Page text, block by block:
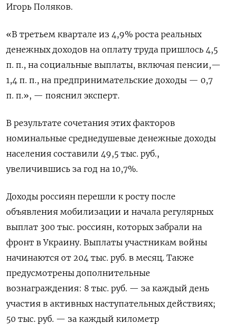
Игорь Поляков.
«В третьем квартале из 4,9% роста реальных
денежных доходов на оплату труда пришлось 4,5
п. п., на социальные выплаты, включая пенсии,—
1,4 п. п., на предпринимательские доходы — 0,7
п. п.», — пояснил эксперт.
В результате сочетания этих факторов
номинальные среднедушевые денежные доходы
населения составили 49,5 тыс. руб.,
увеличившись за год на 10,7%.
Доходы россиян перешли к росту после
объявления мобилизации и начала регулярных
выплат 300 тыс. россиян, которых забрали на
фронт в Украину. Выплаты участникам войны
начинаются от 204 тыс. руб. в месяц. Также
предусмотрены дополнительные
вознаграждения: 8 тыс. руб. — за каждый день
участия в активных наступательных действиях;
50 тыс. руб. — за каждый километр